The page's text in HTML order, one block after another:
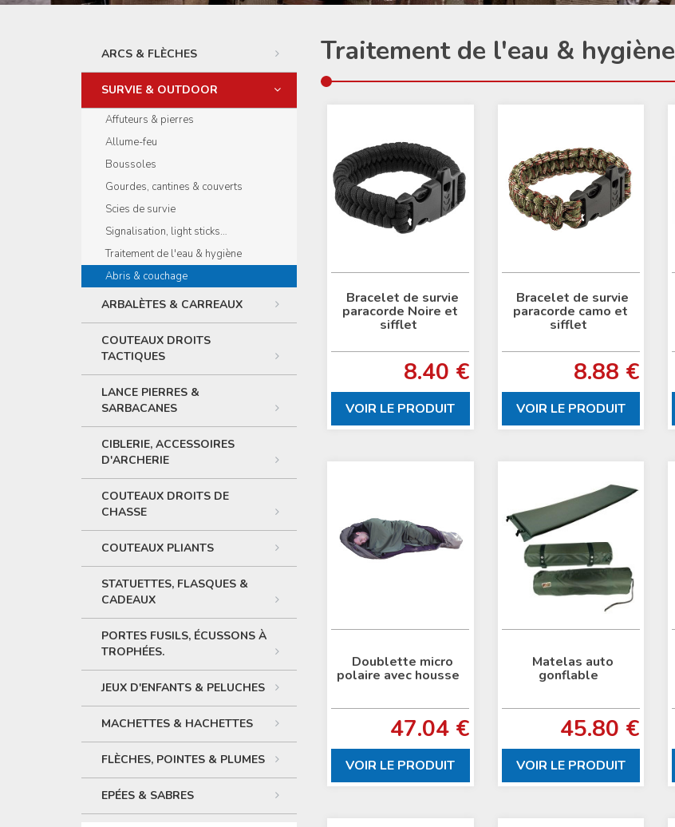
Traitement de l'eau & hygiène
Bracelet de survie
paracorde Noire et
sifflet
8.40 €
VOIR LE PRODUIT
Bracelet de survie
paracorde camo et
sifflet
8.88 €
VOIR LE PRODUIT
Doublette micro
polaire avec housse
47.04 €
VOIR LE PRODUIT
Matelas auto
gonflable
45.80 €
VOIR LE PRODUIT
ARCS & FLÈCHES
SURVIE & OUTDOOR
Affuteurs & pierres
Allume-feu
Boussoles
Gourdes, cantines & couverts
Scies de survie
Signalisation, light sticks…
Traitement de l'eau & hygiène
Abris & couchage
ARBALÈTES & CARREAUX
COUTEAUX DROITS
TACTIQUES
LANCE PIERRES &
SARBACANES
CIBLERIE, ACCESSOIRES
D'ARCHERIE
COUTEAUX DROITS DE
CHASSE
COUTEAUX PLIANTS
STATUETTES, FLASQUES &
CADEAUX
PORTES FUSILS, ÉCUSSONS À
TROPHÉES.
JEUX D'ENFANTS & PELUCHES
MACHETTES & HACHETTES
FLÈCHES, POINTES & PLUMES
EPÉES & SABRES